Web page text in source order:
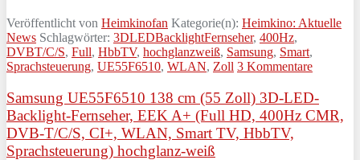
Veröffentlicht von Heimkinofan Kategorie(n): Heimkino: Aktuelle
News Schlagwörter: 3DLEDBacklightFernseher, 400Hz,
DVBT/C/S, Full, HbbTV, hochglanzweiß, Samsung, Smart,
Sprachsteuerung, UE55F6510, WLAN, Zoll 3 Kommentare
Samsung UE55F6510 138 cm (55 Zoll) 3D-LED-
Backlight-Fernseher, EEK A+ (Full HD, 400Hz CMR,
DVB-T/C/S, CI+, WLAN, Smart TV, HbbTV,
Sprachsteuerung) hochglanz-weiß